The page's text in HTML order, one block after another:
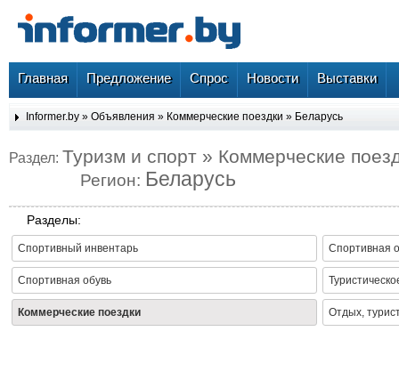
Главная Предложение Спрос Новости Выставки
Informer.by » Объявления » Коммерческие поездки » Беларусь
Раздел: Туризм и спорт » Коммерческие
Регион: Беларусь
Разделы:
Спортивный инвентарь Спортивная
Спортивная обувь
Коммерческие поездки Отдых,